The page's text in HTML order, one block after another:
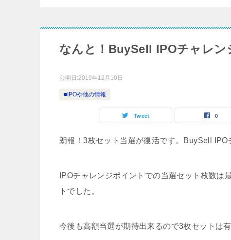
なんと！BuySell IPOチャレン
公開日:2019年12月10日
■IPOや他の情報
Tweet 0
朗報！3枚セット当選が復活です。BuySell IPO
IPOチャレンジポイントでの当選セット枚数
トでした。
今後も高額当選が期待出来るので3枚セットは有